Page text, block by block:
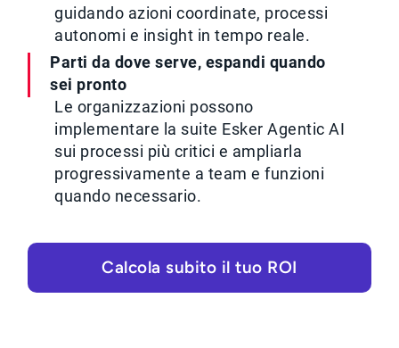
guidando azioni coordinate, processi
autonomi e insight in tempo reale.
Parti da dove serve, espandi quando
sei pronto
Le organizzazioni possono
implementare la suite Esker Agentic AI
sui processi più critici e ampliarla
progressivamente a team e funzioni
quando necessario.
Calcola subito il tuo ROI